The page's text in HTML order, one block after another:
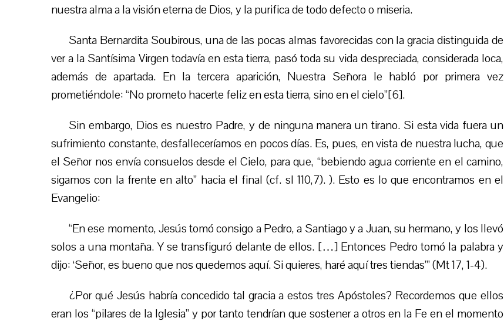
nuestra alma a la visión eterna de Dios, y la purifica de todo defecto o miseria.
Santa Bernardita Soubirous, una de las pocas almas favorecidas con la gracia distinguida de
ver a la Santísima Virgen todavía en esta tierra, pasó toda su vida despreciada, considerada loca,
además de apartada. En la tercera aparición, Nuestra Señora le habló por primera vez
prometiéndole: “No prometo hacerte feliz en esta tierra, sino en el cielo”[6].
Sin embargo, Dios es nuestro Padre, y de ninguna manera un tirano. Si esta vida fuera un
sufrimiento constante, desfalleceríamos en pocos días. Es, pues, en vista de nuestra lucha, que
el Señor nos envía consuelos desde el Cielo, para que, “bebiendo agua corriente en el camino,
sigamos con la frente en alto” hacia el final (cf. sl 110,7). ). Esto es lo que encontramos en el
Evangelio:
“En ese momento, Jesús tomó consigo a Pedro, a Santiago y a Juan, su hermano, y los llevó
solos a una montaña. Y se transfiguró delante de ellos. […] Entonces Pedro tomó la palabra y
dijo: ‘Señor, es bueno que nos quedemos aquí. Si quieres, haré aquí tres tiendas’” (Mt 17, 1-4).
¿Por qué Jesús habría concedido tal gracia a estos tres Apóstoles? Recordemos que ellos
eran los “pilares de la Iglesia” y por tanto tendrían que sostener a otros en la Fe en el momento